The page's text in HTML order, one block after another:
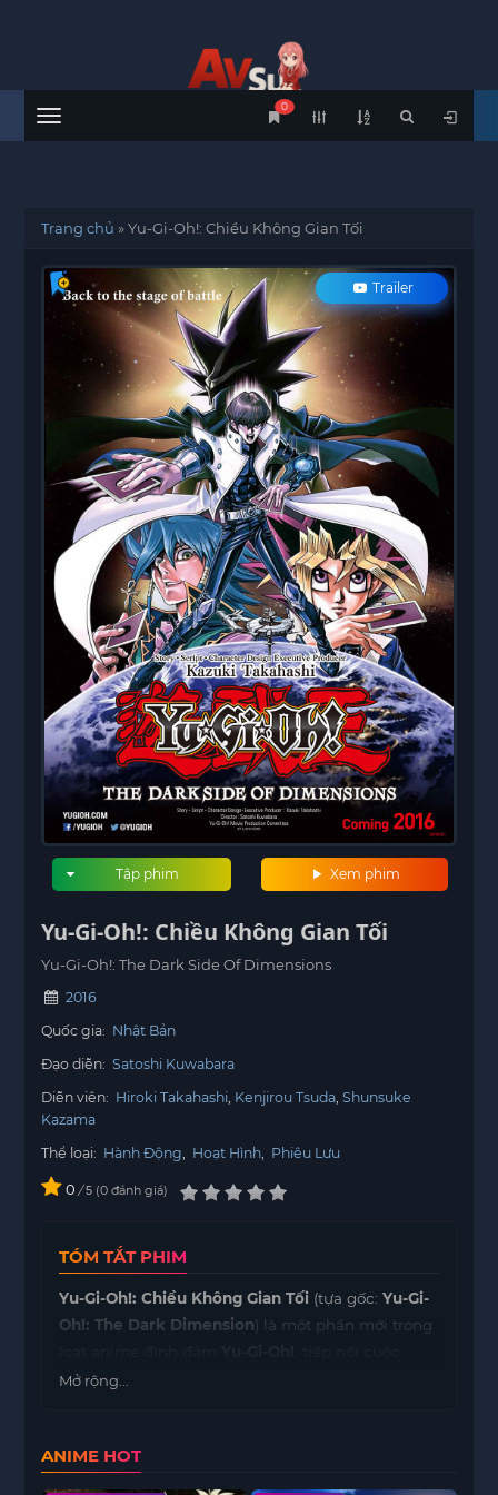
Menu
0
Trang chủ »Yu-Gi-Oh!: Chiều Không Gian Tối
Trailer
Xem phim
Tập phim
Yu-Gi-Oh!: Chiều Không Gian Tối
Yu-Gi-Oh!: The Dark Side Of Dimensions
2016
Quốc gia: Nhật Bản
Đạo diễn: Satoshi Kuwabara
Diễn viên: Hiroki Takahashi Kenjirou Tsuda Shunsuke
Kazama
Thể loại: Hành Động, Hoạt Hình, Phiêu Lưu
0 / 5 0 đánh giá
TÓM TẮT PHIM
Yu-Gi-Oh!: Chiều Không Gian Tối (tựa gốc:Yu-Gi-
Oh!: The Dark Dimension) là một phần mới trong
phiêu lưu đầy căng thẳng của những người chơi
người phải đối mặt với một thế lực đen tối xuất
hiện từ chiều không gian khác, mang theo những
Mở rộng...
ANIME HOT